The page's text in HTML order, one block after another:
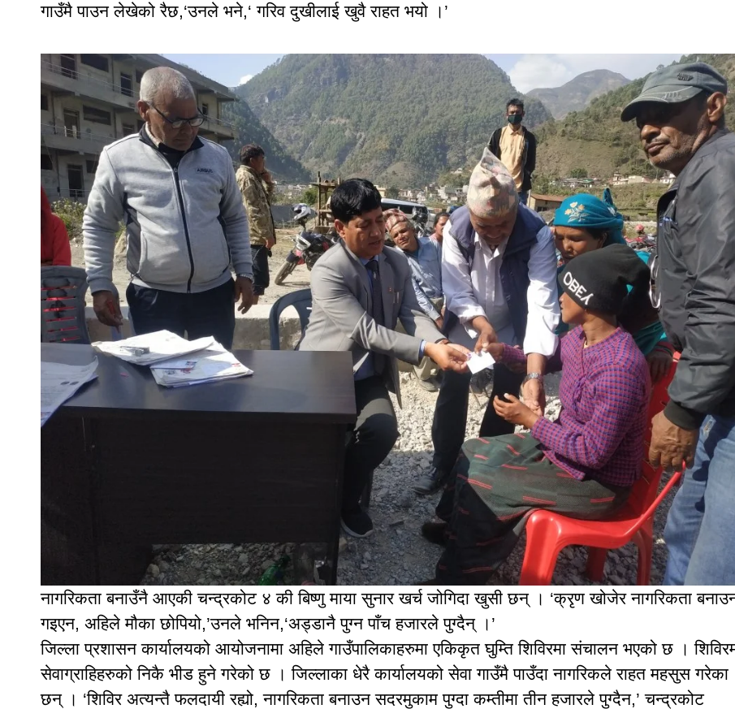
गाउँमै पाउन लेखेको रैछ,‘उनले भने,‘ गरिव दुखीलाई खुवै राहत भयो ।’
नागरिकता बनाउँनै आएकी चन्द्रकोट ४ की बिष्णु माया सुनार खर्च जोगिदा खुसी छन् । ‘क्रृण खोजेर नागरिकता
गइएन, अहिले मौका छोपियो,’उनले भनिन,‘अड्डानै पुग्न पाँच हजारले पुग्दैन् ।’
जिल्ला प्रशासन कार्यालयको आयोजनामा अहिले गाउँपालिकाहरुमा एकिकृत घुम्ति शिविरमा संचालन भएको छ ।
सेवाग्राहिहरुको निकै भीड हुने गरेको छ । जिल्लाका धेरै कार्यालयको सेवा गाउँमै पाउँदा नागरिकले राहत महसुस गरेका
छन् । ‘शिविर अत्यन्तै फलदायी रह्यो, नागरिकता बनाउन सदरमुकाम पुग्दा कम्तीमा तीन हजारले पुग्दैन,’ चन्द्रकोट